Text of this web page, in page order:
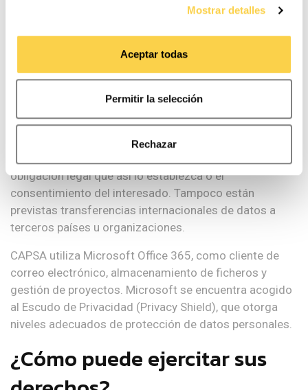
Política de cookiespara más
rechazarlas o configurarlas en el siguiente panel.
Mostrar detalles
Aceptar todas
Permitir la selección
Rechazar
datos?
Los datos que nos facilites podrán ser cedidos a las
sociedades filiales y participadas del grupo por
motivos de gestión y administrativos, con el interés
legítimo como base de la comunicación.
Los datos no serán comunicados a terceros -entidades
públicas y/o privadas- salvo cuando exista una
obligación legal que así lo establezca o el
consentimiento del interesado. Tampoco están
previstas transferencias internacionales de datos a
terceros países u organizaciones.
CAPSA utiliza Microsoft Office 365, como cliente de
correo electrónico, almacenamiento de ficheros y
gestión de proyectos. Microsoft se encuentra acogido
al Escudo de Privacidad (Privacy Shield), que otorga
niveles adecuados de protección de datos personales.
¿Cómo puede ejercitar sus